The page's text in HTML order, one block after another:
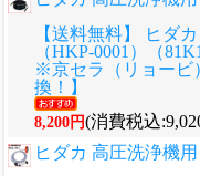
【送料無料】 ヒダ
（HKP-0001）（
※京セラ（リョービ
換！】
8,200円(消費税込
ヒダカ 高圧洗浄機